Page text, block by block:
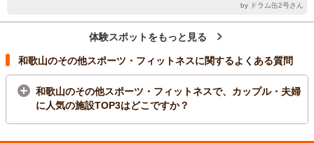
by ドラム缶2号さん
体験スポットをもっと見る
和歌山のその他スポーツ・フィットネスに関するよくある質問
和歌山のその他スポーツ・フィットネスで、カップル・夫婦
に人気の施設TOP3はどこですか？